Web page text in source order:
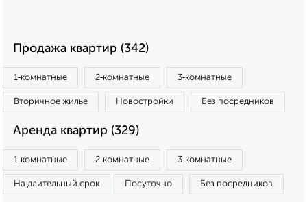
Продажа квартир (342)
1‑комнатные 2‑комнатные 3‑комнатные
Вторичное жилье Новостройки Без посредников
Аренда квартир (329)
1‑комнатные 2‑комнатные 3‑комнатные
На длительный срок Посуточно Без посредников